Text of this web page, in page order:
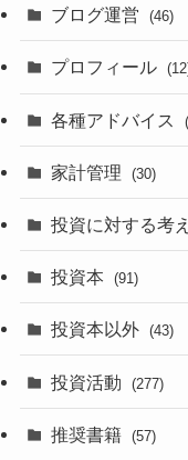
ブログ運営 (46)
プロフィール
各種アドバイス
家計管理 (30)
投資に対する考
投資本 (91)
投資本以外 (43)
投資活動 (277)
推奨書籍 (57)